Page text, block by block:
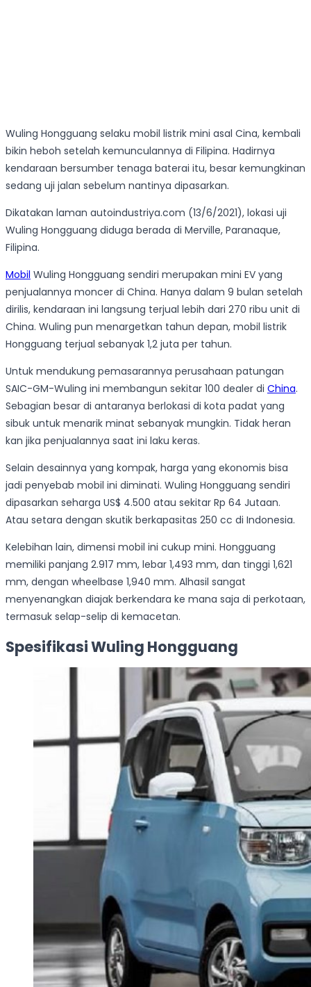
Wuling Hongguang selaku mobil listrik mini asal Cina, kembali
bikin heboh setelah kemunculannya di Filipina. Hadirnya
kendaraan bersumber tenaga baterai itu, besar kemungkinan
sedang uji jalan sebelum nantinya dipasarkan.
Dikatakan laman autoindustriya.com (13/6/2021), lokasi uji
Wuling Hongguang diduga berada di Merville, Paranaque,
Filipina.
Mobil Wuling Hongguang sendiri merupakan mini EV yang
penjualannya moncer di China. Hanya dalam 9 bulan setelah
dirilis, kendaraan ini langsung terjual lebih dari 270 ribu unit di
China. Wuling pun menargetkan tahun depan, mobil listrik
Hongguang terjual sebanyak 1,2 juta per tahun.
Untuk mendukung pemasarannya perusahaan patungan
SAIC-GM-Wuling ini membangun sekitar 100 dealer di China.
Sebagian besar di antaranya berlokasi di kota padat yang
sibuk untuk menarik minat sebanyak mungkin. Tidak heran
kan jika penjualannya saat ini laku keras.
Selain desainnya yang kompak, harga yang ekonomis bisa
jadi penyebab mobil ini diminati. Wuling Hongguang sendiri
dipasarkan seharga US$ 4.500 atau sekitar Rp 64 Jutaan.
Atau setara dengan skutik berkapasitas 250 cc di Indonesia.
Kelebihan lain, dimensi mobil ini cukup mini. Hongguang
memiliki panjang 2.917 mm, lebar 1,493 mm, dan tinggi 1,621
mm, dengan wheelbase 1,940 mm. Alhasil sangat
menyenangkan diajak berkendara ke mana saja di perkotaan,
termasuk selap-selip di kemacetan.
Spesifikasi Wuling Hongguang